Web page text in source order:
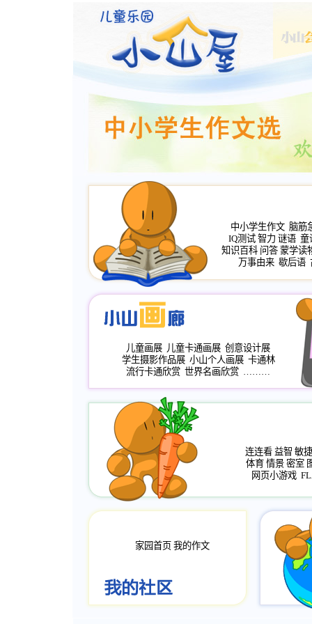
中小学生作文 脑筋
IQ测试 智力 谜语 童
知识百科 问答 蒙学读
万事由来 歇后语
儿童画展 儿童卡通画展 创意设计展
学生摄影作品展 小山个人画展 卡通林
流行卡通欣赏 世界名画欣赏 ………
连连看 益智 敏捷
体育 情景 密室
网页小游戏
家园首页 我的作文